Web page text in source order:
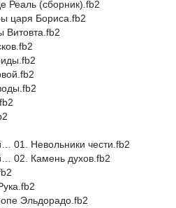
Реаль (сборник).fb2
царя Бориса.fb2
Витовта.fb2
01. Невольники чести.fb2
02. Камень духов.fb2
Эльдорадо.fb2